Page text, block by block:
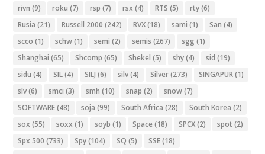
rivn (9) roku (7) rsp (7) rsx (4) RTS (5) rty(6)
Rusia (21) Russell 2000 (242) RVX(18) sami (1) San (4)
scco (1) schw(1) semi (2) semis (267) sgg (1)
Shanghai (65) Shcomp (65) Shekel (5) shy(4) sid (19)
sidu (4) SIL(4) SILJ (6) silv(4) Silver(273) SINGAPUR(1)
slv(6) smci (3) smh (10) snap (2) snow(7)
SOFTWARE(48) soja (99) South Africa (28) South Korea (2)
sox (55) soxx (1) soyb (1) Space (18) SPCX(2) spot (2)
Spx 500 (733) Spy(104) SQ (5) SSE(18)